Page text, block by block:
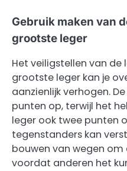
Gebruik maken van
grootste leger
Het veiligstellen van de
grootste leger kan je
aanzienlijk verhogen.
punten op, terwijl het
leger ook twee punten
tegenstanders kan
bouwen van wegen
voordat anderen het